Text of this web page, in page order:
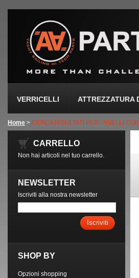
VERRICELLI ATTREZZATURA
Home > CERCA RISULTATI PER: 'ANELLI
CARRELLO
Non hai articoli nel tuo carrello.
NEWSLETTER
Iscriviti alla nostra newsletter
Iscriviti
SHOP BY
Opzioni shopping